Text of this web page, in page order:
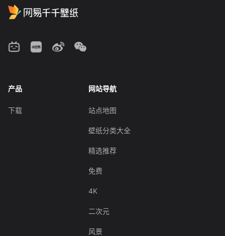
产品
下载
网站导航
站点地图
壁纸分类大全
精选推荐
免费
4K
二次元
风景